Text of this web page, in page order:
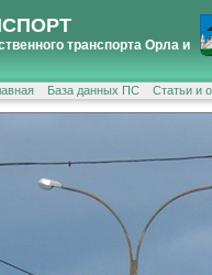
транспорта Орла и
База данных ПС Статьи и